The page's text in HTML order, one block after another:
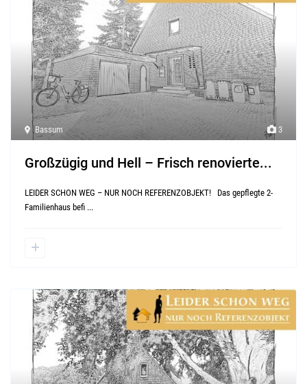
3
Bassum
Großzügig und Hell – Frisch renovierte...
LEIDER SCHON WEG – NUR NOCH REFERENZOBJEKT! Das gepflegte 2-
Familienhaus befi ...